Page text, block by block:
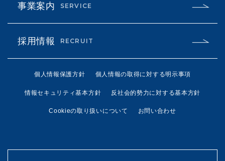
事業案内 SERVICE
採用情報 RECRUIT
個人情報保護方針 個人情報の取得に対する明示事項
情報セキュリティ基本方針 反社会的勢力に対する基本方針
Cookieの取り扱いについて お問い合わせ